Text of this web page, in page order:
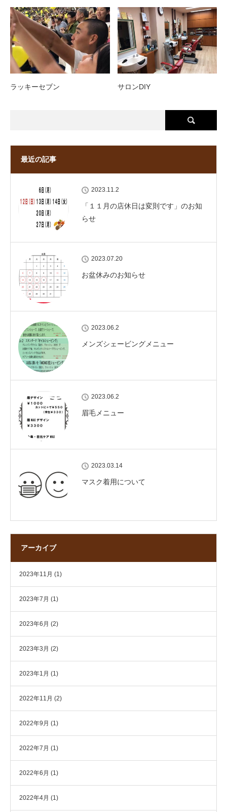
ラッキーセブン サロンDIY
最近の記事
2023.11.2
「１１月の店休日は変則です」のお知
らせ
2023.07.20
お盆休みのお知らせ
2023.06.2
メンズシェービングメニュー
2023.06.2
眉毛メニュー
2023.03.14
マスク着用について
アーカイブ
2023年11月 (1)
2023年7月 (1)
2023年6月 (2)
2023年3月 (2)
2023年1月 (1)
2022年11月 (2)
2022年9月 (1)
2022年7月 (1)
2022年6月 (1)
2022年4月 (1)